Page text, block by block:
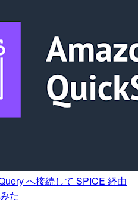
へ接続して SPICE 経由
た